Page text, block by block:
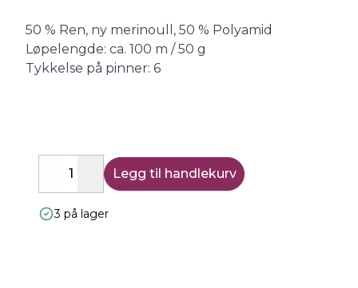
50 % Ren, ny merinoull, 50 % Polyamid
Løpelengde: ca. 100 m / 50 g
Tykkelse på pinner: 6
DecreaseIncrease
Legg til handlekurv
3 på lager